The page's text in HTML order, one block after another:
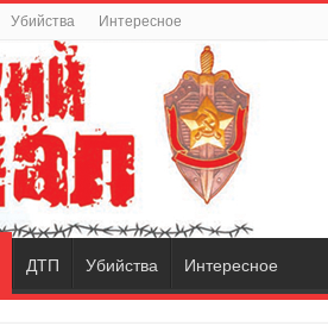
Убийства Интересное
ДТП Убийства Интересное